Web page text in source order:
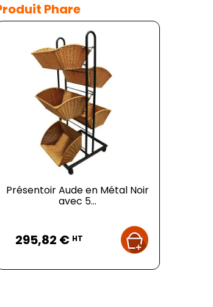
Phare
Présentoir Aude en Métal Noir
avec 5...
295,82 € HT